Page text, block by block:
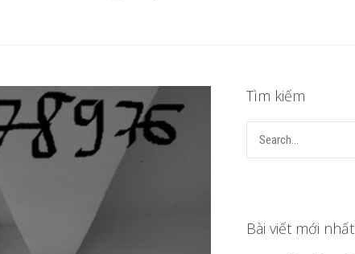
Tìm kiếm
Bài viết mới nhất